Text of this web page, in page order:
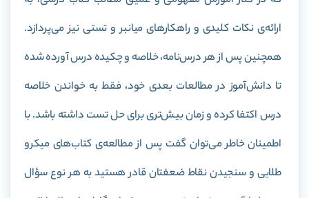
ارائه‌ی نکات کلیدی و راهکارهای میانبر و تستی نیز می‌پردازد.
همچنین پس از هر درس‌نامه، خلاصه و چکیده درس آورده شده
تا دانش‌آموز در مطالعات بعدی‌ خود، فقط به خواندن خلاصه
درس اکتفا کرده و زمان بیش‌تری برای حل تست داشته باشد. با
اطمینان خاطر می‌توان گفت پس از مطالعه‌ی کتاب‌های میکرو
طلایی و سنجیدن نقاط ضعفتان قادر هستید به هر نوع سؤال